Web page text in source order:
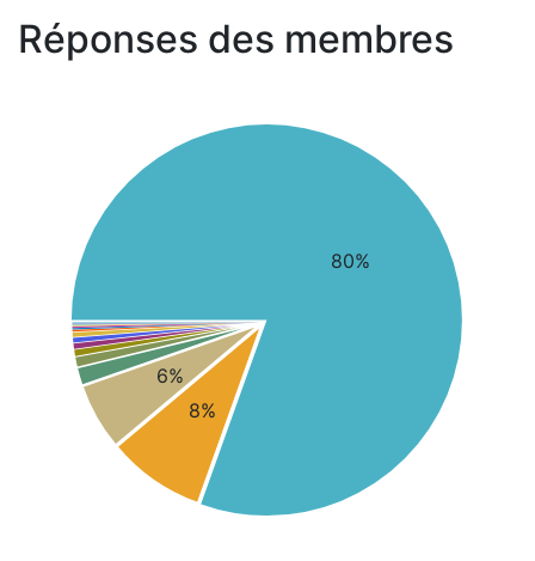
Réponses des membres
80%
8%
6%